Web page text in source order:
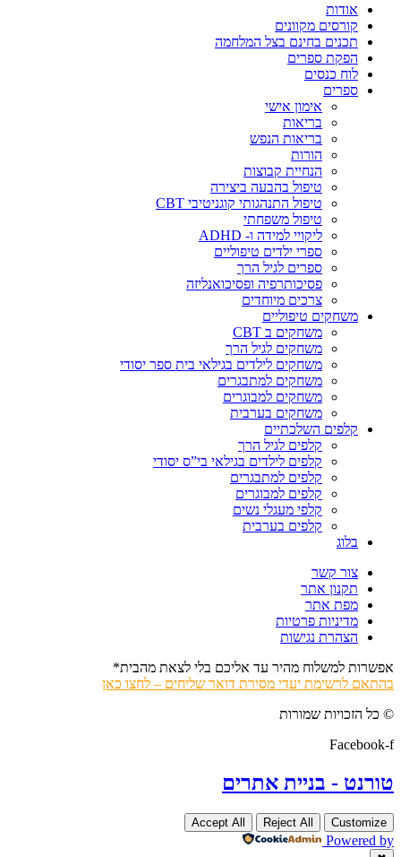
אודות
קורסים מקוונים
תכנים בחינם בצל המלחמה
הפקת ספרים
לוח כנסים
ספרים
אימון אישי
בריאות
בריאות הנפש
הורות
הנחיית קבוצות
טיפול בהבעה ביצירה
טיפול התנהגותי קוגניטיבי CBT
טיפול משפחתי
ליקויי למידה ו- ADHD
ספרי ילדים טיפוליים
ספרים לגיל הרך
פסיכותרפיה ופסיכואנליזה
צרכים מיוחדים
משחקים טיפוליים
משחקים ב CBT
משחקים לגיל הרך
משחקים לילדים בגילאי בית ספר יסודי
משחקים למתבגרים
משחקים למבוגרים
משחקים בערבית
קלפים השלכתיים
קלפים לגיל הרך
קלפים לילדים בגילאי בי”ס יסודי
קלפים למתבגרים
קלפים למבוגרים
קלפי מעגלי נשים
קלפים בערבית
בלוג
צור קשר
תקנון אתר
מפת אתר
מדיניות פרטיות
הצהרת נגישות
אפשרות למשלוח מהיר עד אליכם בלי לצאת מהבית*
בהתאם לרשימת יעדי מסירת דואר שליחים – לחצו כאן
© כל הזכויות שמורות
Facebook-f
טורנט - בניית אתרים
Customize
Reject All
Accept All
Powered by